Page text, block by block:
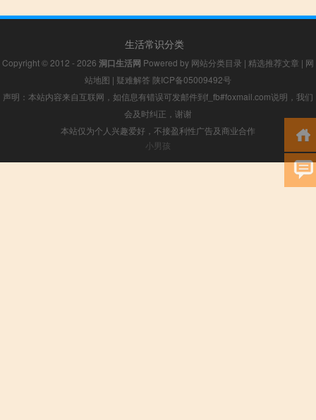
生活常识分类
Copyright © 2012 - 2026 洞口生活网 Powered by 网站分类目录 | 精选推荐文章 | 网
站地图 | 疑难解答 陕ICP备05009492号
声明：本站内容来自互联网，如信息有错误可发邮件到f_fb#foxmail.com说明，我们
会及时纠正，谢谢
本站仅为个人兴趣爱好，不接盈利性广告及商业合作
小男孩